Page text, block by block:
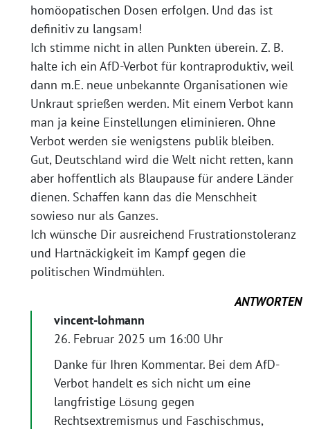
homöopatischen Dosen erfolgen. Und das ist
definitiv zu langsam!
Ich stimme nicht in allen Punkten überein. Z. B.
halte ich ein AfD-Verbot für kontraproduktiv, weil
dann m.E. neue unbekannte Organisationen wie
Unkraut sprießen werden. Mit einem Verbot kann
man ja keine Einstellungen eliminieren. Ohne
Verbot werden sie wenigstens publik bleiben.
Gut, Deutschland wird die Welt nicht retten, kann
aber hoffentlich als Blaupause für andere Länder
dienen. Schaffen kann das die Menschheit
sowieso nur als Ganzes.
Ich wünsche Dir ausreichend Frustrationstoleranz
und Hartnäckigkeit im Kampf gegen die
politischen Windmühlen.
ANTWORTEN
vincent-lohmann
26. Februar 2025 um 16:00 Uhr
Danke für Ihren Kommentar. Bei dem AfD-
Verbot handelt es sich nicht um eine
langfristige Lösung gegen
Rechtsextremismus und Faschischmus,